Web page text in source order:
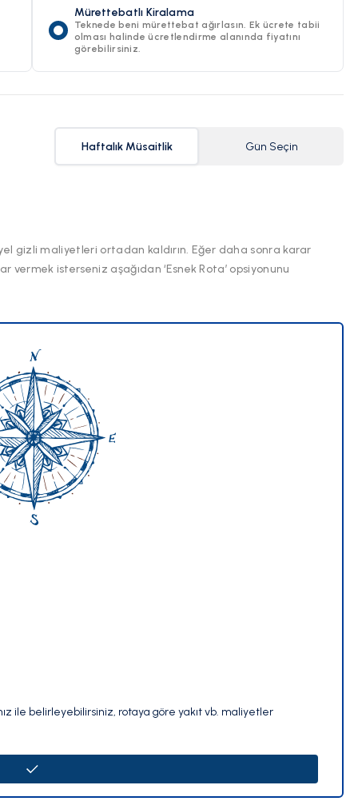
Mürettebatlı Kiralama
Teknede beni mürettebat ağırlasın. Ek ücrete tabii
olması halinde ücretlendirme alanında fiyatını
görebilirsiniz.
Haftalık Müsaitlik Gün Seçin
gizli maliyetleri ortadan kaldırın. Eğer daha sonra karar
isterseniz aşağıdan ‘Esnek Rota’ opsiyonunu
ile belirleyebilirsiniz, rotaya göre yakıt vb. maliyetler